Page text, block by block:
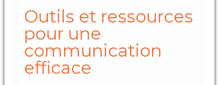
Outils et ressources
pour une
communication
efficace